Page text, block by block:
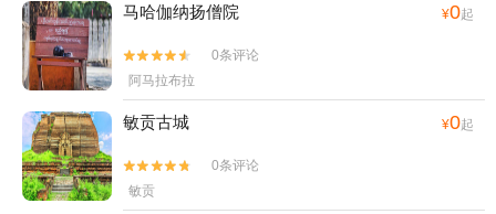
马哈伽纳扬僧院 ¥0起


0条评论
阿马拉布拉
敏贡古城 ¥0起


0条评论
敏贡